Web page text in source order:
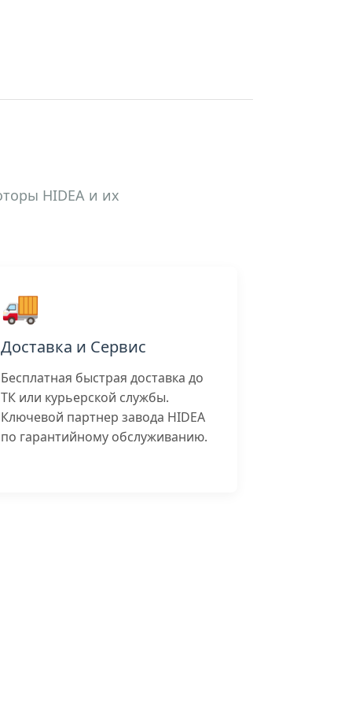
HIDEA и их
🚚
Доставка и Сервис
Бесплатная быстрая доставка до
ТК или курьерской службы.
Ключевой партнер завода HIDEA
по гарантийному обслуживанию.